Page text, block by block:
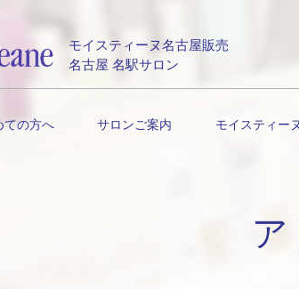
モイスティーヌ名古屋販売
名古屋 名駅サロン
ての方へ サロンご案内 モイスティー